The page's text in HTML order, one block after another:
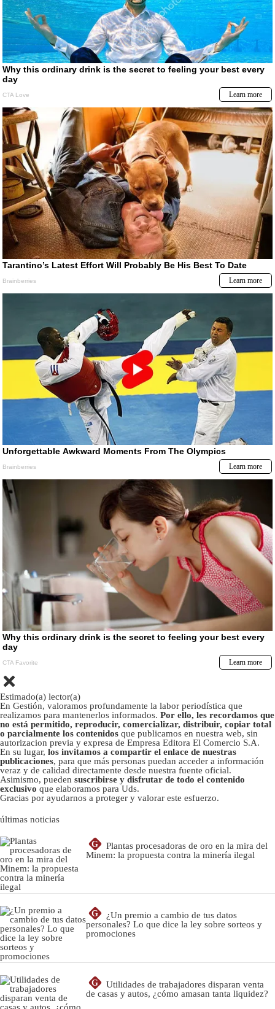
Estimado(a) lector(a)
En Gestión, valoramos profundamente la labor periodística que
realizamos para mantenerlos informados. Por ello, les recordamos que
no está permitido, reproducir, comercializar, distribuir, copiar total
o parcialmente los contenidos que publicamos en nuestra web, sin
autorizacion previa y expresa de Empresa Editora El Comercio S.A.
En su lugar, los invitamos a compartir el enlace de nuestras
publicaciones, para que más personas puedan acceder a información
veraz y de calidad directamente desde nuestra fuente oficial.
Asimismo, pueden suscribirse y disfrutar de todo el contenido
exclusivo que elaboramos para Uds.
Gracias por ayudarnos a proteger y valorar este esfuerzo.
últimas noticias
G
Plantas procesadoras de oro en la mira del
Minem: la propuesta contra la minería ilegal
G
¿Un premio a cambio de tus datos
personales? Lo que dice la ley sobre sorteos y
promociones
G
Utilidades de trabajadores disparan venta
de casas y autos, ¿cómo amasan tanta liquidez?